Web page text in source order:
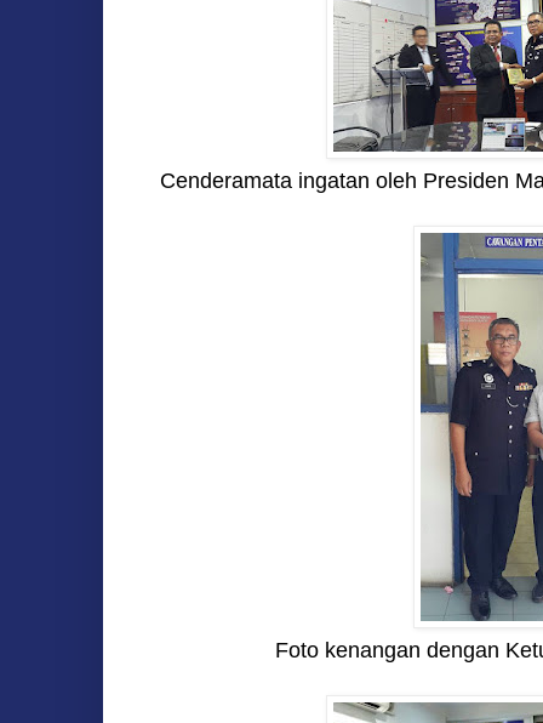
Cenderamata ingatan oleh Presiden
Foto kenangan dengan